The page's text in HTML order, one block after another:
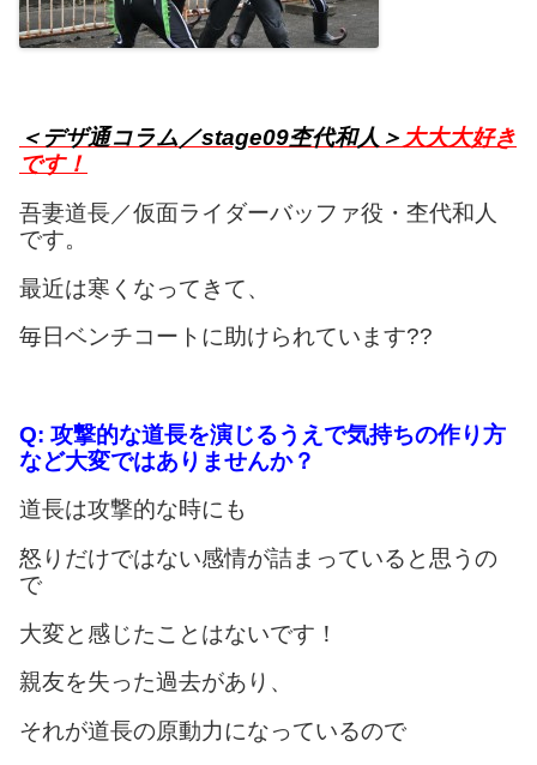
＜デザ通コラム／stage09杢代和人＞ 大大大好き
です！
吾妻道長／仮面ライダーバッファ役・杢代和人
です。
最近は寒くなってきて、
毎日ベンチコートに助けられています??
Q: 攻撃的な道長を演じるうえで気持ちの作り方
など大変ではありませんか？
道長は攻撃的な時にも
怒りだけではない感情が詰まっていると思うの
で
大変と感じたことはないです！
親友を失った過去があり、
それが道長の原動力になっているので